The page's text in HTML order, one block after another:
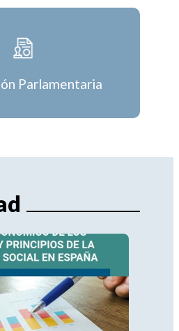
Parlamentaria